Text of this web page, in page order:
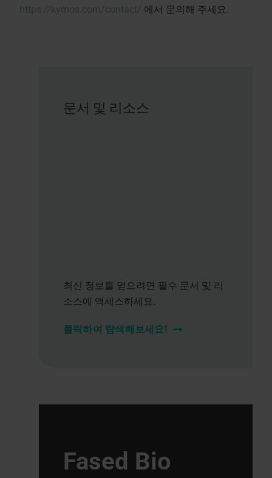
에서 문의해 주세요.
문서 및 리소스
최신 정보를 얻으려면 필수 문서 및 리
소스에 액세스하세요.
클릭하여 탐색해보세요!
Fased Bio